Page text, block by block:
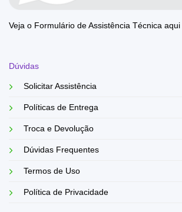
Veja o Formulário de Assistência Técnica aqui
Dúvidas
Solicitar Assistência
Políticas de Entrega
Troca e Devolução
Dúvidas Frequentes
Termos de Uso
Política de Privacidade